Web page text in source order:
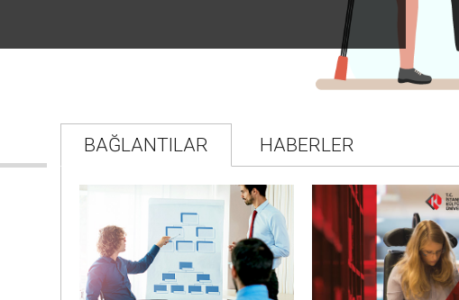
BAĞLANTILAR HABERLER